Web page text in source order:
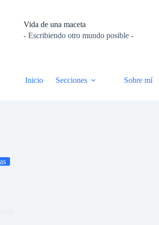
Vida de una maceta
- Escribiendo otro mundo posible -
Inicio Secciones Sobre mí